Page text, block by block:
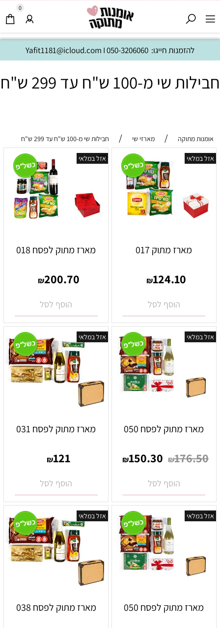
להזמנות חייגו: Yafit1181@icloud.com I050-3206060
0
חבילות שי מ-100 ש"ח עד 299 ש"ח
אומנות מתוקה / מארזי שי / חבילות שי מ-100 ש"ח עד 299 ש"ח
אזל במלאי
מארז מתוק 017
₪124.10
הוסף לסל
אזל במלאי
מארז מתוק לפסח 018
₪200.70
הוסף לסל
אזל במלאי
מארז מתוק לפסח 050
₪176.50
₪150.30
הוסף לסל
אזל במלאי
מארז מתוק לפסח 031
₪121
הוסף לסל
אזל במלאי
מארז מתוק לפסח 050
אזל במלאי
מארז מתוק לפסח 038